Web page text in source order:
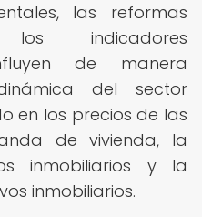
las reformas
indicadores
de manera
del sector
en los precios de las
de vivienda, la
inmobiliarios y la
inmobiliarios.